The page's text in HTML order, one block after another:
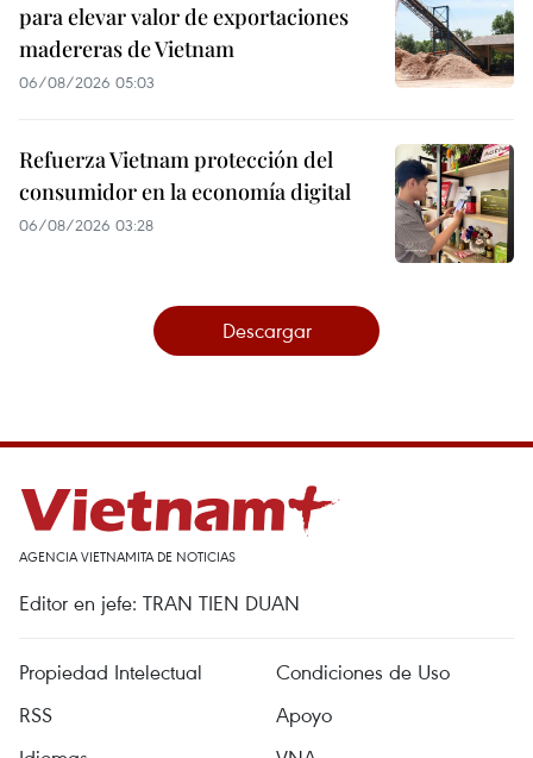
para elevar valor de exportaciones
madereras de Vietnam
06/08/2026 05:03
Refuerza Vietnam protección del
consumidor en la economía digital
06/08/2026 03:28
Descargar
AGENCIA VIETNAMITA DE NOTICIAS
Editor en jefe: TRAN TIEN DUAN
Propiedad Intelectual
Condiciones de Uso
RSS
Apoyo